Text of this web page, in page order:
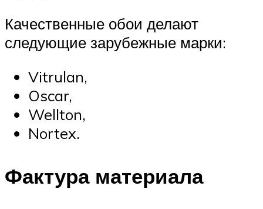
Качественные обои делают
следующие зарубежные марки:
Vitrulan,
Oscar,
Wellton,
Nortex.
Фактура материала